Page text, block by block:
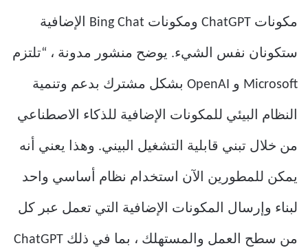
مكونات ChatGPT ومكونات Bing Chat الإضافية
ستكونان نفس الشيء. يوضح منشور مدونة ، “تلتزم
Microsoft و OpenAI بشكل مشترك بدعم وتنمية
النظام البيئي للمكونات الإضافية للذكاء الاصطناعي
من خلال تبني قابلية التشغيل البيني. وهذا يعني أنه
يمكن للمطورين الآن استخدام نظام أساسي واحد
لبناء وإرسال المكونات الإضافية التي تعمل عبر كل
من سطح العمل والمستهلك ، بما في ذلك ChatGPT